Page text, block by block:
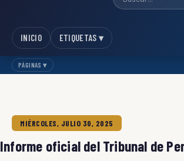
INICIO ETIQUETAS ▾
PÁGINAS ▾
MIÉRCOLES, JULIO 30, 2025
Informe oficial del Tribunal de